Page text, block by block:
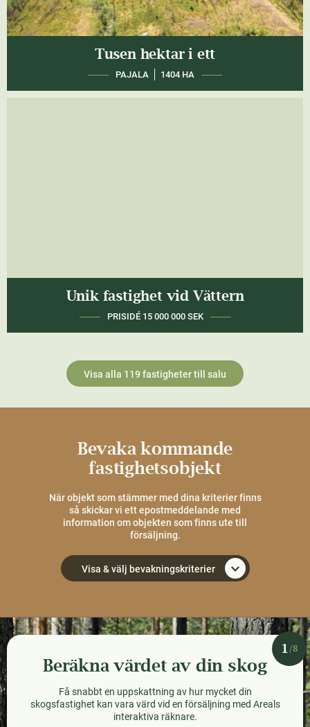
Tusen hektar i ett
PAJALA 1404 HA
Unik fastighet vid Vättern
JÖNKÖPING 15 HA
Visa alla 119 fastigheter till salu
Bevaka kommande
fastighetsobjekt
När objekt som stämmer med dina kriterier finns
så skickar vi ett epostmeddelande med
information om objekten som finns ute till
försäljning.
Visa & välj bevakningskriterier
Beräkna värdet av din skog
Få snabbt en uppskattning av hur mycket din
skogsfastighet kan vara värd vid en försäljning med Areals
interaktiva räknare.
1 /8